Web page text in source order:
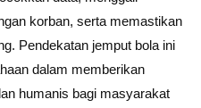
korban, serta memastikan
Pendekatan jemput bola ini
dalam memberikan
humanis bagi masyarakat